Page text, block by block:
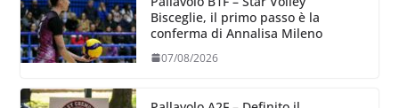
Bisceglie, il primo passo è la
conferma di Annalisa Mileno
07/08/2026